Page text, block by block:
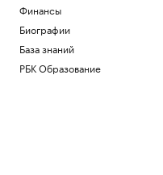
Финансы
Биографии
База знаний
РБК Образование